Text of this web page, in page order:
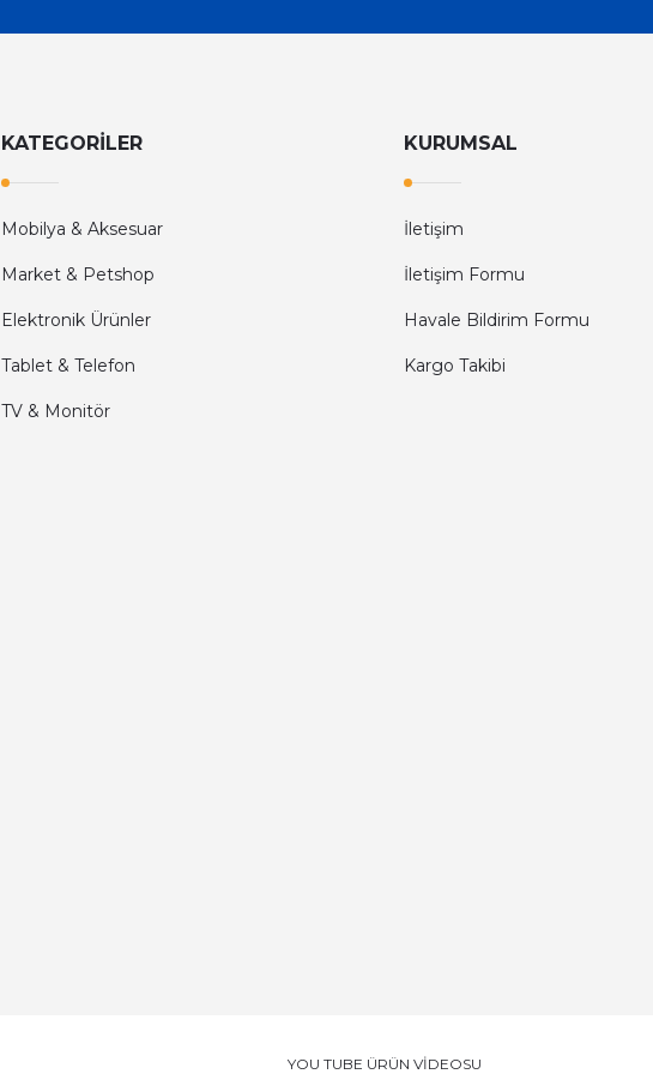
KATEGORİLER
Mobilya & Aksesuar
Market & Petshop
Elektronik Ürünler
Tablet & Telefon
TV & Monitör
KURUMSAL
İletişim
İletişim Formu
Havale Bildirim Formu
Kargo Takibi
YOU TUBE ÜRÜN VİDEOSU